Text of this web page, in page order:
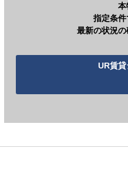
本
指定条件
最新の状況の
UR賃